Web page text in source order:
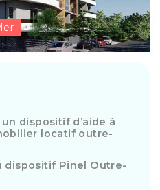
dispositif d’aide à
locatif outre-
dispositif Pinel Outre-